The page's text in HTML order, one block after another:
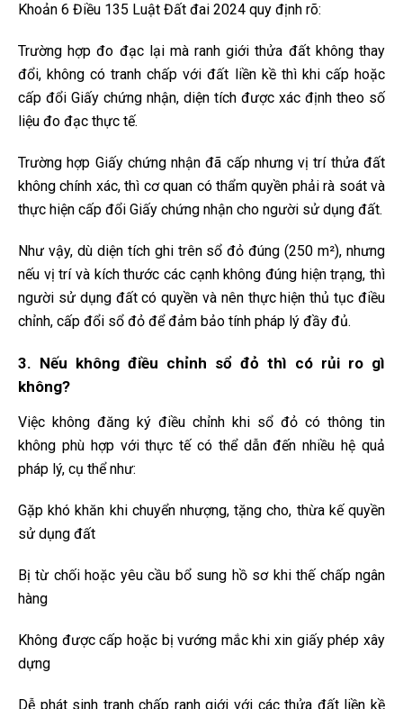
Khoản 6 Điều 135 Luật Đất đai 2024 quy định rõ:
Trường hợp đo đạc lại mà ranh giới thửa đất không thay
đổi, không có tranh chấp với đất liền kề thì khi cấp hoặc
cấp đổi Giấy chứng nhận, diện tích được xác định theo số
liệu đo đạc thực tế.
Trường hợp Giấy chứng nhận đã cấp nhưng vị trí thửa đất
không chính xác, thì cơ quan có thẩm quyền phải rà soát và
thực hiện cấp đổi Giấy chứng nhận cho người sử dụng đất.
Như vậy, dù diện tích ghi trên sổ đỏ đúng (250 m²), nhưng
nếu vị trí và kích thước các cạnh không đúng hiện trạng, thì
người sử dụng đất có quyền và nên thực hiện thủ tục điều
chỉnh, cấp đổi sổ đỏ để đảm bảo tính pháp lý đầy đủ.
3. Nếu không điều chỉnh sổ đỏ thì có rủi ro gì
không?
Việc không đăng ký điều chỉnh khi sổ đỏ có thông tin
không phù hợp với thực tế có thể dẫn đến nhiều hệ quả
pháp lý, cụ thể như:
Gặp khó khăn khi chuyển nhượng, tặng cho, thừa kế quyền
sử dụng đất
Bị từ chối hoặc yêu cầu bổ sung hồ sơ khi thế chấp ngân
hàng
Không được cấp hoặc bị vướng mắc khi xin giấy phép xây
dựng
Dễ phát sinh tranh chấp ranh giới với các thửa đất liền kề